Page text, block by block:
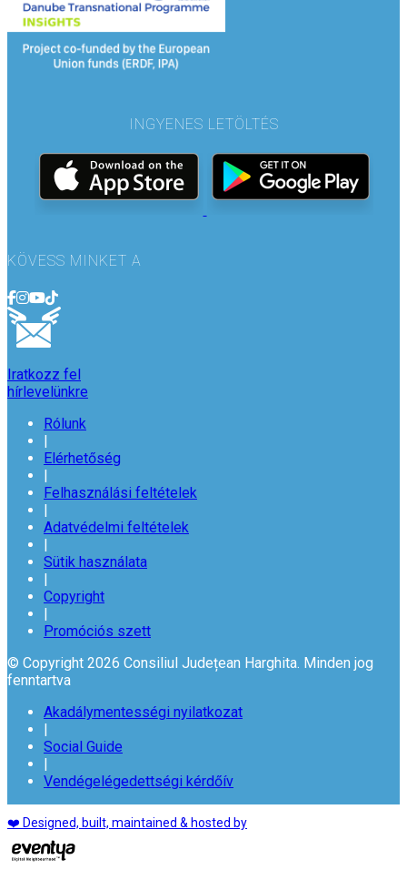
INGYENES LETÖLTÉS
KÖVESS MINKET A
Iratkozz fel
hírlevelünkre
Rólunk
|
Elérhetőség
|
Felhasználási feltételek
|
Adatvédelmi feltételek
|
Sütik használata
|
Copyright
|
Promóciós szett
© Copyright 2026 Consiliul Județean Harghita. Minden jog
fenntartva
Akadálymentességi nyilatkozat
|
Social Guide
|
Vendégelégedettségi kérdőív
❤️ Designed, built, maintained & hosted by